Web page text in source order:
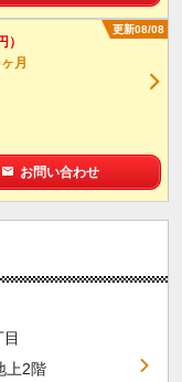
更新08/08
）
月
お問い合わせ
上2階